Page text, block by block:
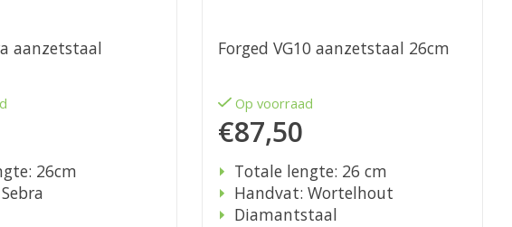
aanzetstaal
26cm
Forged VG10 aanzetstaal 26cm
Op voorraad
€87,50
Totale lengte: 26 cm
Handvat: Wortelhout
Diamantstaal